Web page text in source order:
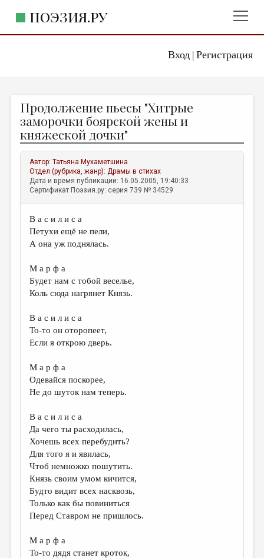
Вход| Регистрация
ПОЭЗИЯ.РУ
ЖАНРЫ
АВТОРЫ
КОММЕНТАРИИ
ЛИТСАЛОН
НОВОСТИ
ПРАВИЛА САЙТА
ОТДЕЛЫ И РУБРИКИ
ДАЙДЖЕСТ
ПРОИЗВЕДЕНИЯ
ПЕРЕВОДЫ
КОНКУРСЫ
ДЕТСКАЯ КОМНАТА
КНИЖНАЯ ПОЛКА
СТРАНИЦЫ ПАМЯТИ
ОБЪЯВЛЕНИЯ
КОЛОНКА РЕДАКТОРА
РЕДКОЛЛЕГИЯ
ОТ РЕДАКЦИИ
ЭССЕИСТИКА
Продолжение пьесы "Хитрые
заморочки боярской жены и
княжеской дочки"
Автор:Татьяна Мухаметшина
Отдел (рубрика, жанр):Драмы в стихах
Дата и время публикации: 16.05.2005, 19:40:33
Сертификат Поэзия.ру: серия 739 № 34529
В а с и л и с а
Петухи ещё не пели,
А она уж поднялась.
М а р ф а
Будет нам с тобой веселье,
Коль сюда нагрянет Князь.
В а с и л и с а
То-то он оторопеет,
Если я открою дверь.
М а р ф а
Одевайся поскорее,
Не до шуток нам теперь.
В а с и л и с а
Да чего ты расходилась,
Хочешь всех перебудить?
Для того я и явилась,
Чтоб немножко пошутить.
Князь своим умом кичится,
Будто видит всех насквозь,
Только как бы повиниться
Перед Ставром не пришлось.
М а р ф а
То-то дядя станет кроток,